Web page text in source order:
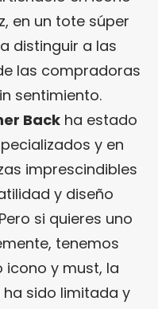
en un tote súper
distinguir a las
las compradoras
sentimiento.
Back ha estado
y en
imprescindibles
y diseño
si quieres uno
tenemos
y must, la
sido limitada y